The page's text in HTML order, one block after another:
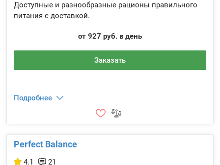
Доступные и разнообразные рационы правильного
питания с доставкой.
от 927 руб. в день
Заказать
Подробнее
Perfect Balance
4.1 21